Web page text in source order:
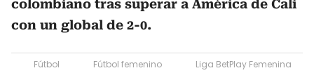
colombiano tras superar a América de Cali
con un global de 2-0.
Fútbol Fútbol femenino
Liga BetPlay Femenina